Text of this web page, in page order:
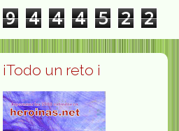
9 4 4 4 5 2 2
¡Todo un reto ¡